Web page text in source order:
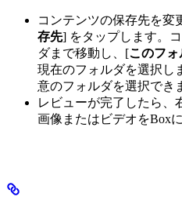
コンテンツの保存先を変
存先] をタップします。
ダまで移動し、[このフォ
現在のフォルダを選択し
意のフォルダを選択でき
レビューが完了したら、
画像またはビデオをBox